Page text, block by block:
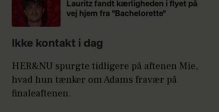
Lauritz fandt kærligheden i flyet på
vej hjem fra "Bachelorette"
Ikke kontakt i dag
HER&NU spurgte tidligere på aftenen Mie,
hvad hun tænker om Adams fravær på
finaleaftenen.